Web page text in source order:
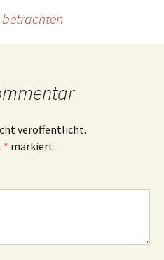
betrachten
veröffentlicht.
* markiert